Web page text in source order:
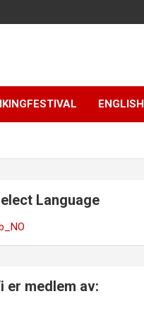
ENGLISH
Language
er medlem av: